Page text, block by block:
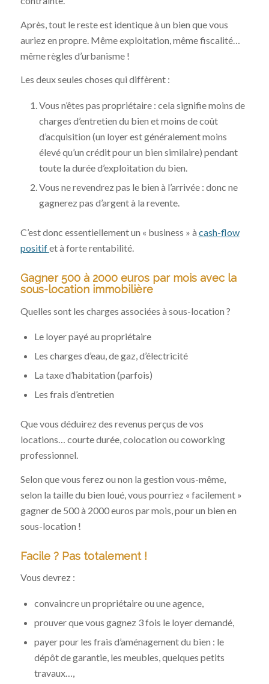
Après, tout le reste est identique à un bien que vous
auriez en propre. Même exploitation, même fiscalité…
même règles d’urbanisme !
Les deux seules choses qui diffèrent :
Vous n’êtes pas propriétaire : cela signifie moins de
charges d’entretien du bien et moins de coût
d’acquisition (un loyer est généralement moins
élevé qu’un crédit pour un bien similaire) pendant
toute la durée d’exploitation du bien.
Vous ne revendrez pas le bien à l’arrivée : donc ne
gagnerez pas d’argent à la revente.
C’est donc essentiellement un « business » à cash-flow
positifet à forte rentabilité.
Gagner 500 à 2000 euros par mois avec la
sous-location immobilière
Quelles sont les charges associées à sous-location ?
Le loyer payé au propriétaire
Les charges d’eau, de gaz, d’électricité
La taxe d’habitation (parfois)
Les frais d’entretien
Que vous déduirez des revenus perçus de vos
locations… courte durée, colocation ou coworking
professionnel.
Selon que vous ferez ou non la gestion vous-même,
selon la taille du bien loué, vous pourriez « facilement »
gagner de 500 à 2000 euros par mois, pour un bien en
sous-location !
Facile ? Pas totalement !
Vous devrez :
convaincre un propriétaire ou une agence,
prouver que vous gagnez 3 fois le loyer demandé,
payer pour les frais d’aménagement du bien : le
dépôt de garantie, les meubles, quelques petits
travaux…,